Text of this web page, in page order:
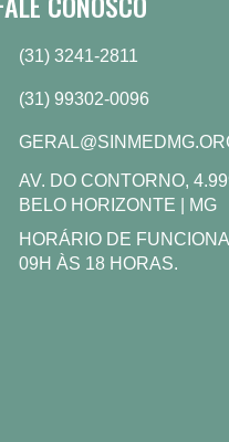
(31) 3241-2811
(31) 99302-0096
AV. DO CONTORNO,
BELO HORIZONTE | MG
HORÁRIO DE
09H ÀS 18 HORAS.